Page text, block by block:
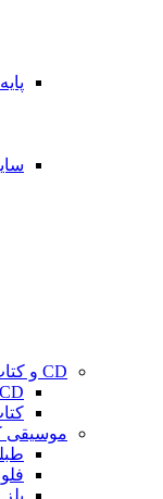
CD و کتاب آموزشی
CD و DVD
موسیقی
بلز